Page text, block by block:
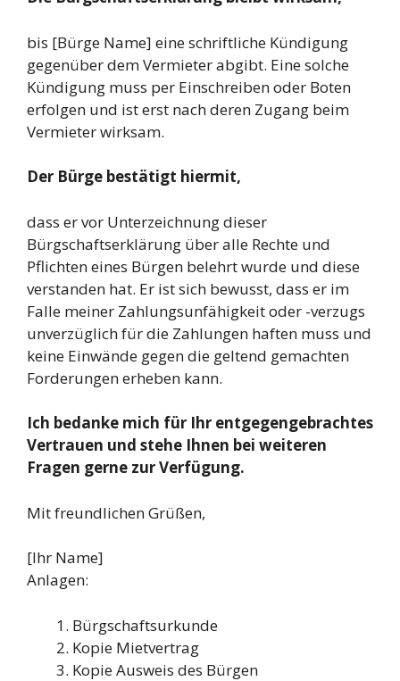
bis [Bürge Name] eine schriftliche Kündigung
gegenüber dem Vermieter abgibt. Eine solche
Kündigung muss per Einschreiben oder Boten
erfolgen und ist erst nach deren Zugang beim
Vermieter wirksam.
Der Bürge bestätigt hiermit,
dass er vor Unterzeichnung dieser
Bürgschaftserklärung über alle Rechte und
Pflichten eines Bürgen belehrt wurde und diese
verstanden hat. Er ist sich bewusst, dass er im
Falle meiner Zahlungsunfähigkeit oder -verzugs
unverzüglich für die Zahlungen haften muss und
keine Einwände gegen die geltend gemachten
Forderungen erheben kann.
Ich bedanke mich für Ihr entgegengebrachtes
Vertrauen und stehe Ihnen bei weiteren
Fragen gerne zur Verfügung.
Mit freundlichen Grüßen,
[Ihr Name]
Anlagen:
Bürgschaftsurkunde
Kopie Mietvertrag
Kopie Ausweis des Bürgen